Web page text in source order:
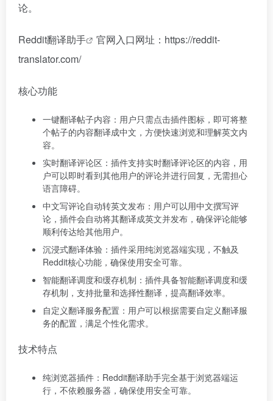
论。
Reddit翻译助手
官网入口网址：https://reddit-
translator.com/
核心功能
一键翻译帖子内容：用户只需点击插件图标，即可将整
个帖子的内容翻译成中文，方便快速浏览和理解英文内
容。
实时翻译评论区：插件支持实时翻译评论区的内容，用
户可以即时看到其他用户的评论并进行回复，无需担心
语言障碍。
中文写评论自动转英文发布：用户可以用中文撰写评
论，插件会自动将其翻译成英文并发布，确保评论能够
顺利传达给其他用户。
沉浸式翻译体验：插件采用纯浏览器端实现，不触及
Reddit核心功能，确保使用安全可靠。
智能翻译调度和缓存机制：插件具备智能翻译调度和缓
存机制，支持批量和选择性翻译，提高翻译效率。
自定义翻译服务配置：用户可以根据需要自定义翻译服
务的配置，满足个性化需求。
技术特点
纯浏览器插件：Reddit翻译助手完全基于浏览器端运
行，不依赖服务器，确保使用安全可靠。